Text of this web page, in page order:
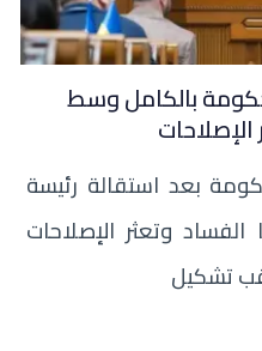
بالكامل وسط
بعد استقالة رئيسة
وتعثر الإصلاحات
تشكيل